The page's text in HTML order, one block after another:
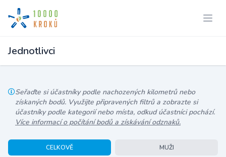
Jednotlivci
Seřaďte si účastníky podle nachozených kilometrů nebo
získaných bodů. Využijte připravených filtrů a zobrazte si
účastníky podle kategorií nebo místa, odkud účastníci pochází.
Více informací o počítání bodů a získávání odznaků.
CELKOVĚ MUŽI